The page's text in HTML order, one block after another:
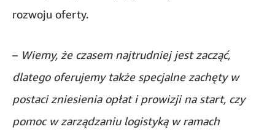
rozwoju oferty.
– Wiemy, że czasem najtrudniej jest zacząć,
dlatego oferujemy także specjalne zachęty w
postaci zniesienia opłat i prowizji na start, czy
pomoc w zarządzaniu logistyką w ramach